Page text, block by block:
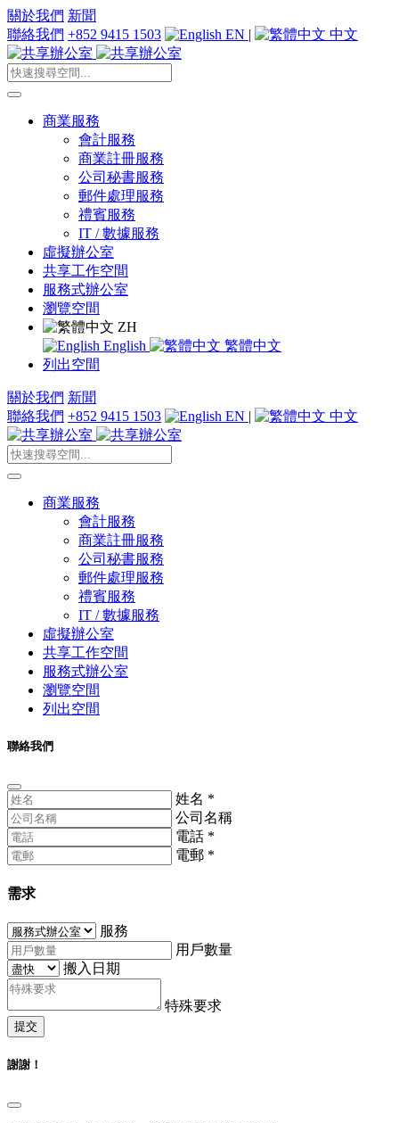
關於我們 新聞
聯絡我們 +852 9415 1503 EN | 中文
商業服務
會計服務
商業註冊服務
公司秘書服務
郵件處理服務
禮賓服務
IT / 數據服務
虛擬辦公室
共享工作空間
服務式辦公室
瀏覽空間
ZH
English
繁體中文
列出空間
關於我們 新聞
聯絡我們 +852 9415 1503 EN | 中文
商業服務
會計服務
商業註冊服務
公司秘書服務
郵件處理服務
禮賓服務
IT / 數據服務
虛擬辦公室
共享工作空間
服務式辦公室
瀏覽空間
列出空間
聯絡我們
姓名 *
公司名稱
電話 *
電郵 *
需求
服務
用戶數量
搬入日期
特殊要求
提交
謝謝！